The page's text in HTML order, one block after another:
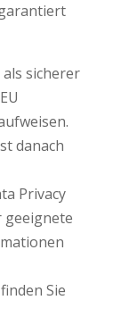
sicherer
danach
Privacy
geeignete
Sie